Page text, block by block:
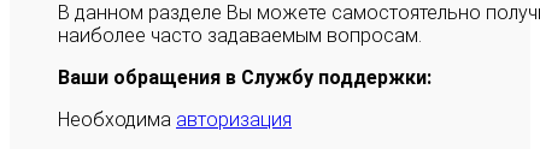
В данном разделе Вы можете самостоятельно
наиболее часто задаваемым вопросам.
Ваши обращения в Службу поддержки:
Необходима авторизация